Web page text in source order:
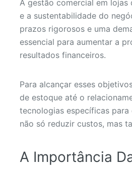
A gestão comercial em lojas
e a sustentabilidade do
prazos rigorosos e uma
essencial para aumentar a
resultados financeiros.
Para alcançar esses
de estoque até o
tecnologias específicas
não só reduzir custos, mas
A Importância